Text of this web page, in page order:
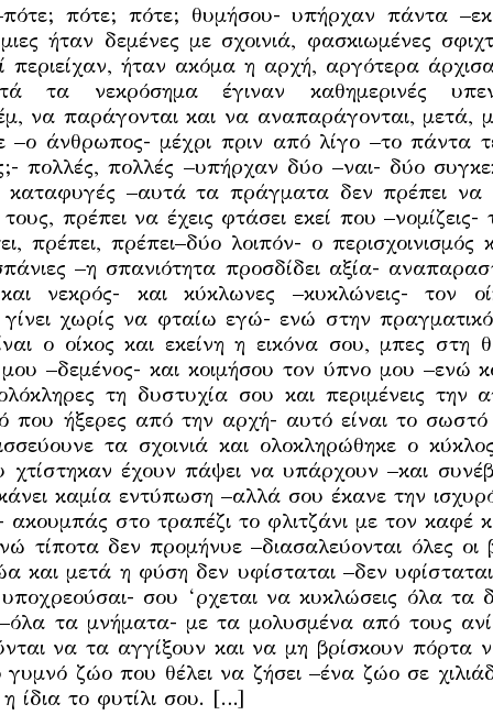
πότε; πότε; θυμήσου- υπήρχαν πάντα
ήταν δεμένες με σχοινιά, φασκιωμένες
περιείχαν, ήταν ακόμα η αρχή, αργότερα
τα νεκρόσημα έγιναν καθημερινές
να παράγονται και να αναπαράγονται, μετά,
–ο άνθρωπος- μέχρι πριν από λίγο –το πάντα
πολλές, πολλές –υπήρχαν δύο –ναι- δύο
καταφυγές –αυτά τα πράγματα δεν πρέπει να
πρέπει να έχεις φτάσει εκεί που
πρέπει, πρέπει–δύο λοιπόν- ο
–η σπανιότητα προσδίδει αξία-
νεκρός- και κύκλωνες –κυκλώνεις- τον
χωρίς να φταίω εγώ- ενώ στην
ο οίκος και εκείνη η εικόνα σου, μπες στη
–δεμένος- και κοιμήσου τον ύπνο μου –ενώ
τη δυστυχία σου και περιμένεις την
που ήξερες από την αρχή- αυτό είναι το
τα σχοινιά και ολοκληρώθηκε ο
χτίστηκαν έχουν πάψει να υπάρχουν –και
καμία εντύπωση –αλλά σου έκανε την
στο τραπέζι το φλιτζάνι με τον καφέ
τίποτα δεν προμήνυε –διασαλεύονται όλες οι
και μετά η φύση δεν υφίσταται –δεν
σου ‘ρχεται να κυκλώσεις όλα τα
–όλα τα μνήματα- με τα μολυσμένα από τους
να τα αγγίξουν και να μη βρίσκουν πόρτα
γυμνό ζώο που θέλει να ζήσει –ένα ζώο σε
ίδια το φυτίλι σου. […]